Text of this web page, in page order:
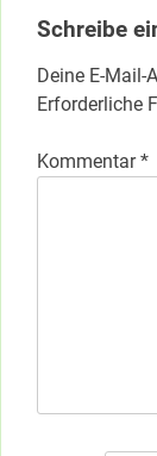
Schreibe
Deine E-
Erforderliche
Kommentar*